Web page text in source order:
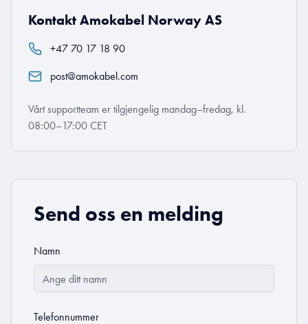
Kontakt Amokabel Norway AS
+47 70 17 18 90
post@amokabel.com
Vårt supportteam er tilgjengelig mandag–fredag, kl.
08:00–17:00 CET
Send oss en melding
Namn
Telefonnummer